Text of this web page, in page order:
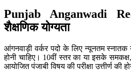
Punjab Anganwadi
शैक्षणिक योग्यता
आंगनवाड़ी वर्कर पदो के लिए न्यूनतम स्नातक
होनी चाहिए। 10वीं स्तर का या इसके समकक्ष,
आयोजित पंजाबी विषय की परीक्षा उत्तीर्ण की